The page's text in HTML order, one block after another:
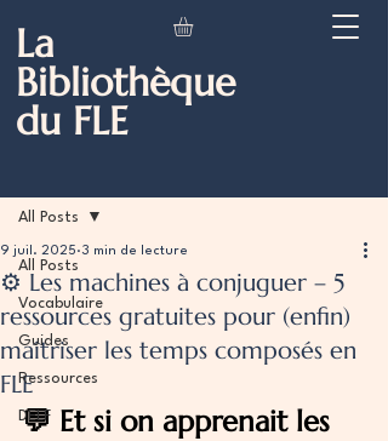
La
Bibliothèque
du FLE
All Posts
Vocabulaire
Guides
Ressources
DELF
All Posts
⚙️ Les machines à conjuguer – 5
ressources gratuites pour (enfin)
maîtriser les temps composés en
FLE
9 juil. 2025 3 min de lecture
💬 Et si on apprenait les